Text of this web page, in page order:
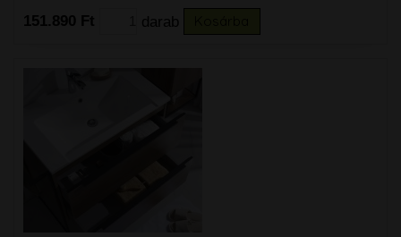
151.890 Ft darab